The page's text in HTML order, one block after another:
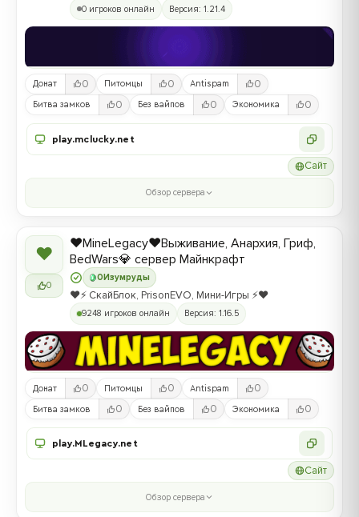
0 игроков онлайн Версия: 1.21.4
Донат 0 Питомцы 0 Antispam 0
Битва замков 0 Без вайпов 0 Экономика 0
play.mclucky.net
Сайт
Обзор сервера
❤
0
0 Изумруды
❤️MineLegacy❤️Выживание, Анархия, Гриф,
BedWars💎 сервер Майнкрафт
❤️⚡️ СкайБлок, PrisonEVO, Мини-Игры ⚡️❤️
9248 игроков онлайн Версия: 1.16.5
Донат 0 Питомцы 0 Antispam 0
Битва замков 0 Без вайпов 0 Экономика 0
play.MLegacy.net
Сайт
Обзор сервера